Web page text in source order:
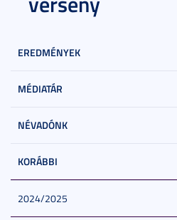
EREDMÉNYEK
MÉDIATÁR
NÉVADÓNK
KORÁBBI
2024/2025